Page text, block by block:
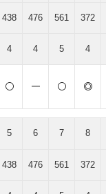
438 476 561 372
4 4 5 4
5 6 7 8
438 476 561 372